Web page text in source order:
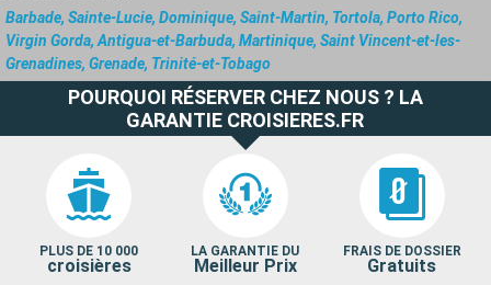
Barbade, Sainte-Lucie, Dominique, Saint-Martin, Tortola, Porto Rico,
Virgin Gorda, Antigua-et-Barbuda, Martinique, Saint Vincent-et-les-
Grenadines, Grenade, Trinité-et-Tobago
POURQUOI RÉSERVER CHEZ NOUS ? LA
GARANTIE CROISIERES.FR
PLUS DE 10 000
croisières
LA GARANTIE DU
Meilleur Prix
FRAIS DE DOSSIER
Gratuits